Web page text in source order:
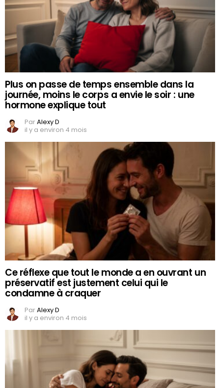
Plus on passe de temps ensemble dans la
journée, moins le corps a envie le soir : une
hormone explique tout
ParAlexy D
il y a environ 4 mois
Ce réflexe que tout le monde a en ouvrant un
préservatif est justement celui qui le
condamne à craquer
ParAlexy D
il y a environ 4 mois